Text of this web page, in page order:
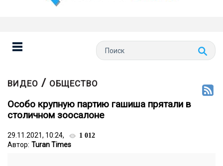
ВИДЕО / ОБЩЕСТВО
Особо крупную партию гашиша прятали в
столичном зоосалоне
29.11.2021, 10:24, 1 012
Автор: Turan Times